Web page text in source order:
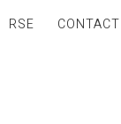
RSE CONTACT